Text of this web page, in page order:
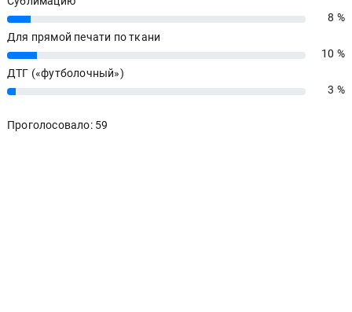
8%
8 %
Для прямой печати по ткани
10%
10 %
ДТГ («футболочный»)
3% 3 %
Проголосовало: 59